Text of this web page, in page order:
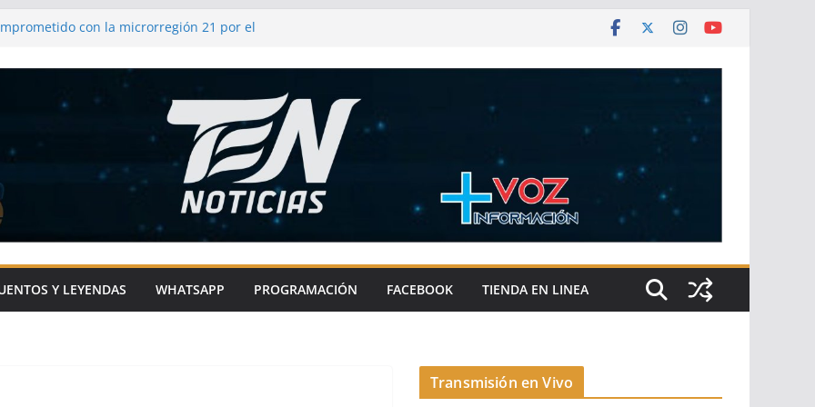
con la microrregión 21 por el
su compromiso con el campo y los
de Metepec-Atlixco se une a la fiesta
chile en nogada
impulsa el deporte en comunidades
con sentido social
Y LEYENDAS WHATSAPP PROGRAMACIÓN FACEBOOK TIENDA EN LINEA
Transmisión en Vivo